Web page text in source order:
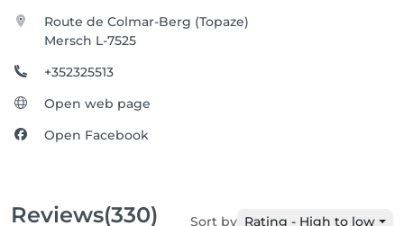
Route de Colmar-Berg (Topaze)
Mersch L-7525
+352325513
Open web page
Open Facebook
Reviews(330) Sort by Rating - High to low